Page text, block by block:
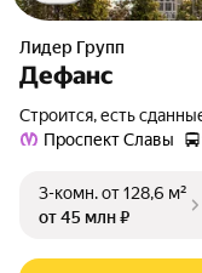
Лидер Групп
Дефанс
Строится, есть
Проспект Славы
3-комн.от 128,6 м²
от 45 млн ₽